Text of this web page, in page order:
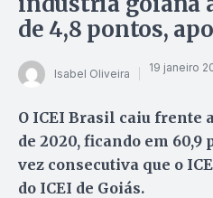
de 4,8 pontos,
Isabel Oliveira 19 janeiro
O ICEI Brasil caiu frente
de 2020, ficando em 60,9
vez consecutiva que o
do ICEI de Goiás.